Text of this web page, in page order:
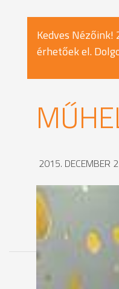
Kedves
érhetőek el.
2015. DECEMBER
MEGOSZTÁS